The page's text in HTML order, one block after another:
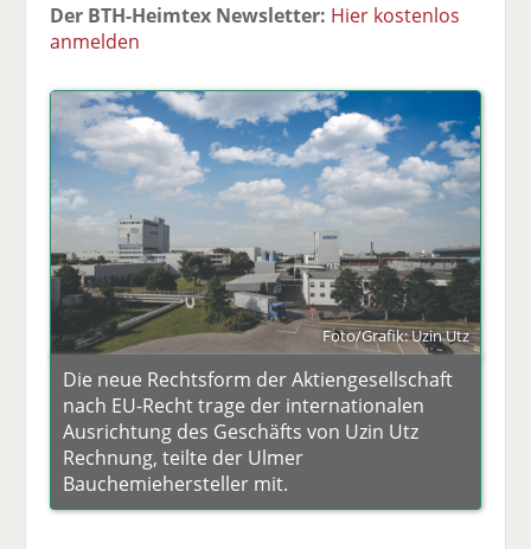
Der BTH-Heimtex Newsletter: Hier kostenlos
anmelden
Foto/Grafik: Uzin Utz
Die neue Rechtsform der Aktiengesellschaft
nach EU-Recht trage der internationalen
Ausrichtung des Geschäfts von Uzin Utz
Rechnung, teilte der Ulmer
Bauchemiehersteller mit.